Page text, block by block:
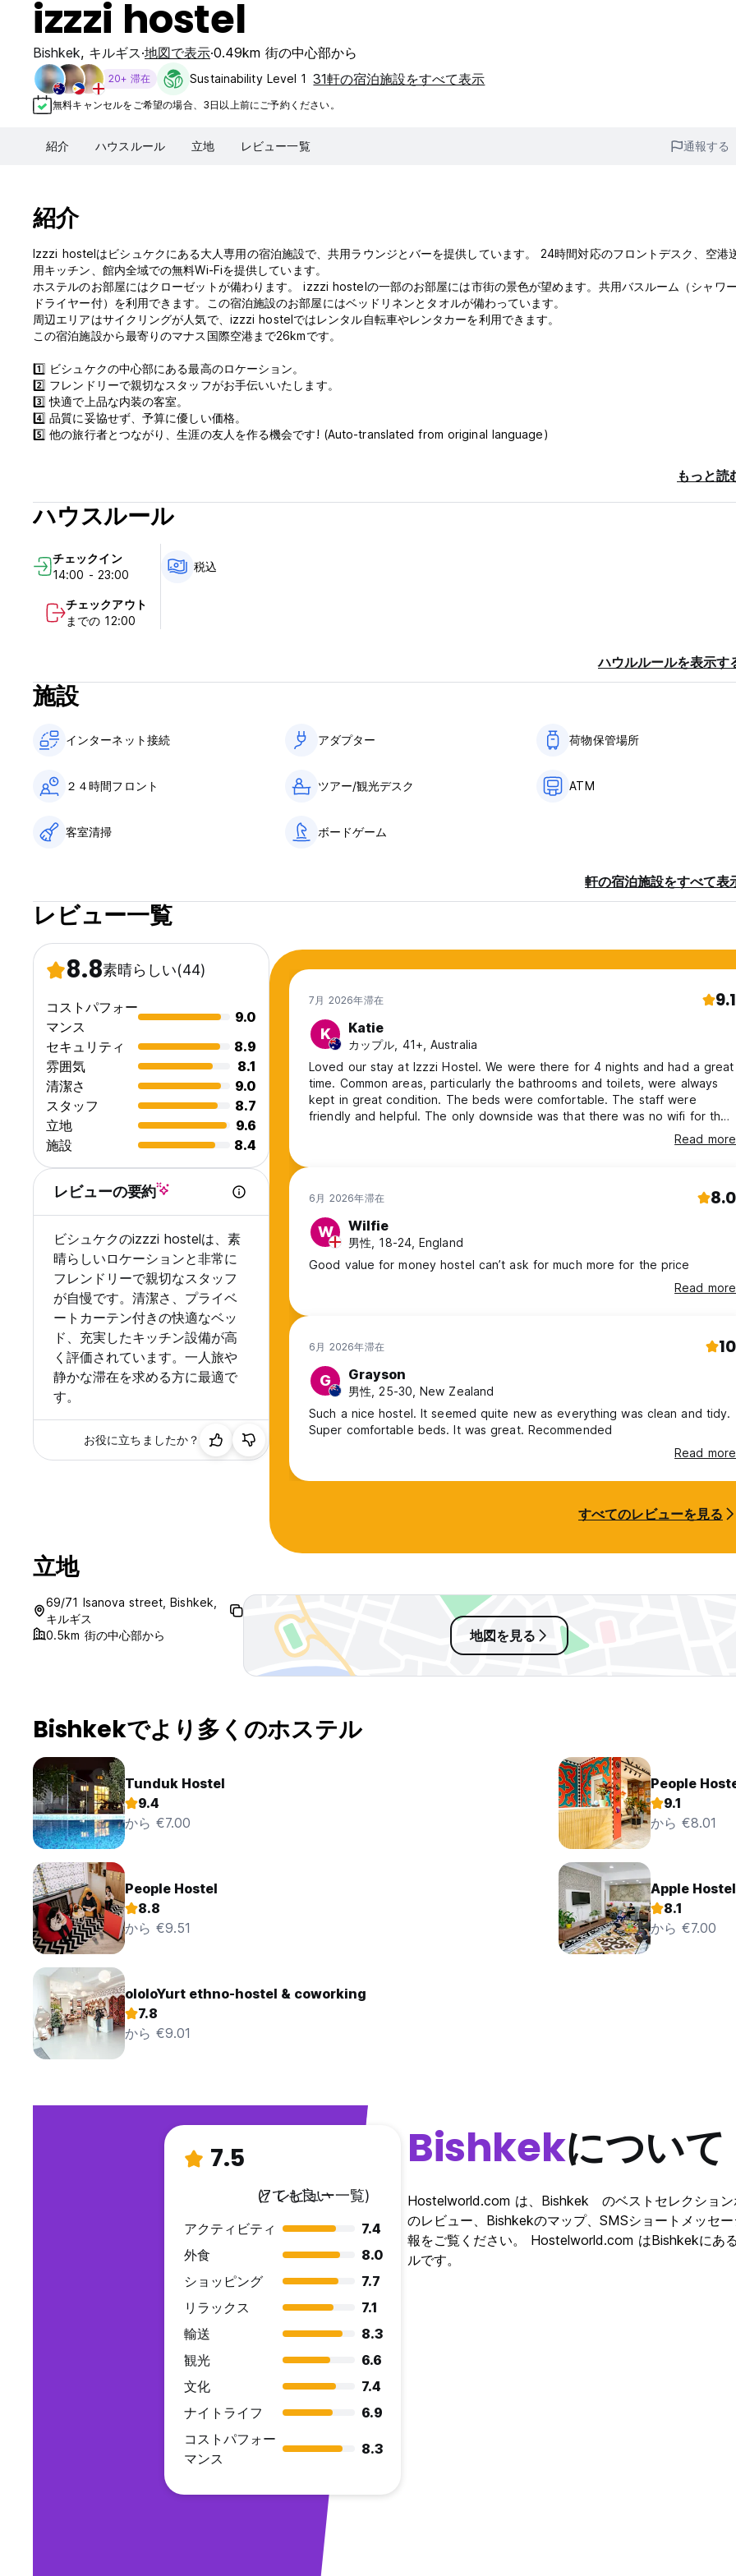
izzzi hostel
Bishkek, キルギス 地図で表示 0.49km 街の中心部から
20+ 滞在 Sustainability Level 1 31軒の宿泊施設をすべて表示
無料キャンセルをご希望の場合、3日以上前にご予約ください。
紹介 ハウスルール 立地 レビュー一覧 通報する
紹介
Izzzi hostelはビシュケクにある大人専用の宿泊施設で、共用ラウンジとバーを提供しています。 24時間対応のフロントデスク、空港
用キッチン、館内全域での無料Wi-Fiを提供しています。
ホステルのお部屋にはクローゼットが備わります。 izzzi hostelの一部のお部屋には市街の景色が望めます。共用バスルーム（シャワ
ドライヤー付）を利用できます。この宿泊施設のお部屋にはベッドリネンとタオルが備わっています。
周辺エリアはサイクリングが人気で、izzzi hostelではレンタル自転車やレンタカーを利用できます。
この宿泊施設から最寄りのマナス国際空港まで26kmです。
1️⃣ ビシュケクの中心部にある最高のロケーション。
2️⃣ フレンドリーで親切なスタッフがお手伝いいたします。
3️⃣ 快適で上品な内装の客室。
4️⃣ 品質に妥協せず、予算に優しい価格。
5️⃣ 他の旅行者とつながり、生涯の友人を作る機会です! (Auto-translated from original language)
もっと読
ハウスルール
チェックイン
14:00 - 23:00
チェックアウト
までの 12:00
税込
ハウルルールを表示す
施設
インターネット接続 アダプター 荷物保管場所
２４時間フロント ツアー/観光デスク ATM
客室清掃 ボードゲーム
軒の宿泊施設をすべて表
レビュー一覧
8.8素晴らしい(44)
コストパフォー
マンス
9.0
セキュリティ
8.9
雰囲気
8.1
清潔さ
9.0
スタッフ
8.7
立地
9.6
施設
8.4
レビューの要約
ビシュケクのizzzi hostelは、素
晴らしいロケーションと非常に
フレンドリーで親切なスタッフ
が自慢です。清潔さ、プライベ
ートカーテン付きの快適なベッ
ド、充実したキッチン設備が高
く評価されています。一人旅や
静かな滞在を求める方に最適で
す。
お役に立ちましたか？
7月 2026年滞在 9.1
K Katie
カップル, 41+, Australia
Loved our stay at Izzzi Hostel. We were there for 4 nights and had a great
time. Common areas, particularly the bathrooms and toilets, were always
kept in great condition. The beds were comfortable. The staff were
friendly and helpful. The only downside was that there was no wifi for the
Read more
6月 2026年滞在 8.0
W Wilfie
男性, 18-24, England
Good value for money hostel can’t ask for much more for the price
Read more
6月 2026年滞在 10
G Grayson
男性, 25-30, New Zealand
Such a nice hostel. It seemed quite new as everything was clean and tidy.
Super comfortable beds. It was great. Recommended
Read more
すべてのレビューを見る
立地
69/71 Isanova street, Bishkek,
キルギス
0.5km 街の中心部から
地図を見る
Bishkekでより多くのホステル
Tunduk Hostel
9.4
から €7.00
People
9.1
から €8.01
People Hostel
8.8
から €9.51
Apple
8.1
から €7.00
ololoYurt ethno-hostel & coworking
7.8
から €9.01
7.5
とても良い
(7 レビュー一覧)
アクティビティ
7.4
外食
8.0
ショッピング
7.7
リラックス
7.1
輸送
8.3
観光
6.6
文化
7.4
ナイトライフ
6.9
コストパフォー
マンス
8.3
Bishkekについて
Hostelworld.com は、Bishkek のベストセレクショ
のレビュー、Bishkekのマップ、SMSショートメッセ
報をご覧ください。 Hostelworld.com はBishkekにあ
ルです。